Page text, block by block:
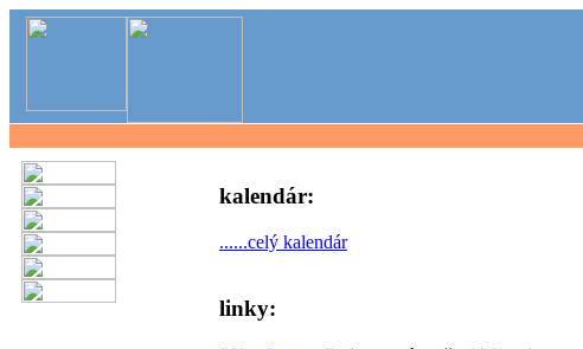
kalendár:
......celý kalendár
linky: